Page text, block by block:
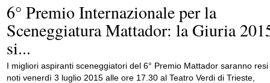
6° Premio Internazionale per la
Sceneggiatura Mattador: la Giuria
si...
I migliori aspiranti sceneggiatori del 6° Premio Mattador saranno resi
noti venerdì 3 luglio 2015 alle ore 17.30 al Teatro Verdi di Trieste,